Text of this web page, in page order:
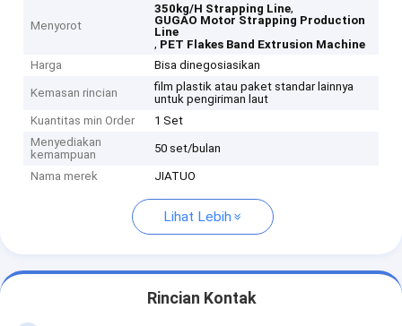
Menyorot
350kg/H Strapping Line,
GUGAO Motor Strapping Production
Line
, PET Flakes Band Extrusion Machine
Harga
Bisa dinegosiasikan
Kemasan rincian
film plastik atau paket standar lainnya
untuk pengiriman laut
Kuantitas min Order
1 Set
Menyediakan
kemampuan
50 set/bulan
Nama merek JIATUO
Lihat Lebih
Rincian Kontak